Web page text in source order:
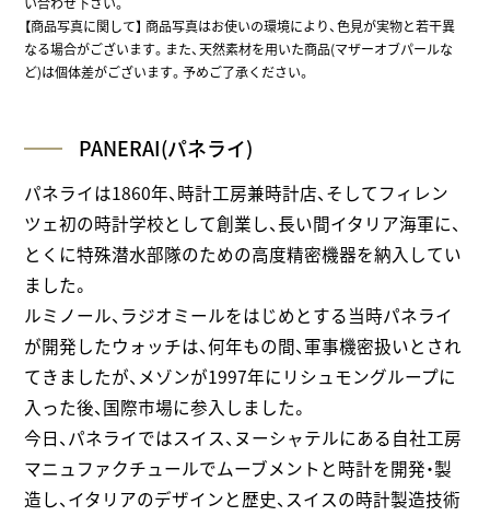
【商品写真に関して】 商品写真はお使いの環境により、色見が実物と若干異
なる場合がございます。また、天然素材を用いた商品(マザーオブパールな
ど)は個体差がございます。予めご了承ください。
PANERAI(パネライ)
パネライは1860年、時計工房兼時計店、そしてフィレン
ツェ初の時計学校として創業し、長い間イタリア海軍に、
とくに特殊潜水部隊のための高度精密機器を納入してい
ました。
ルミノール、ラジオミールをはじめとする当時パネライ
が開発したウォッチは、何年もの間、軍事機密扱いとされ
てきましたが、メゾンが1997年にリシュモングループに
入った後、国際市場に参入しました。
今日、パネライではスイス、ヌーシャテルにある自社工房
マニュファクチュールでムーブメントと時計を開発・製
造し、イタリアのデザインと歴史、スイスの時計製造技術